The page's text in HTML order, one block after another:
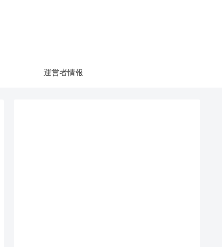
運営者情報